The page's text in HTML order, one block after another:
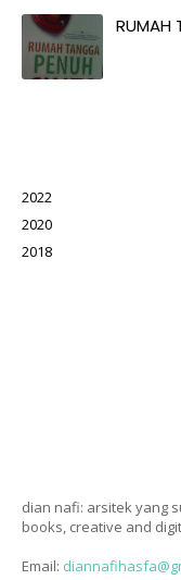
RUMAH
2022
2020
2018
dian nafi: arsitek yang
books, creative and
Email: